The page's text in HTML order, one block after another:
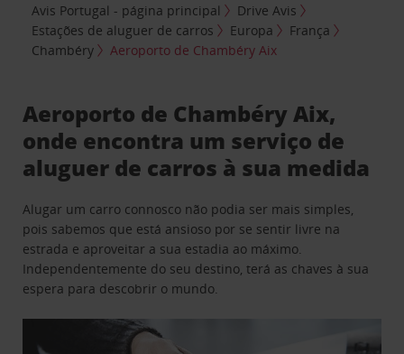
Avis Portugal - página principal
Drive Avis
Estações de aluguer de carros
Europa
França
Chambéry
Aeroporto de Chambéry Aix
Aeroporto de Chambéry Aix,
onde encontra um serviço de
aluguer de carros à sua medida
Alugar um carro connosco não podia ser mais simples,
pois sabemos que está ansioso por se sentir livre na
estrada e aproveitar a sua estadia ao máximo.
Independentemente do seu destino, terá as chaves à sua
espera para descobrir o mundo.